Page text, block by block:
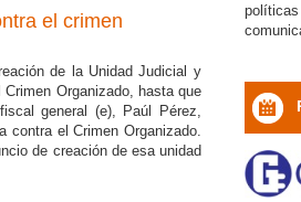
el crimen
de la Unidad Judicial y
Organizado, hasta que
general (e), Paúl Pérez,
contra el Crimen Organizado.
de creación de esa unidad
políticas
icon